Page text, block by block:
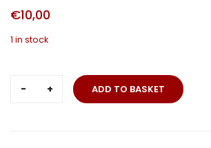
€10,00
1 in stock
ADD TO BASKET